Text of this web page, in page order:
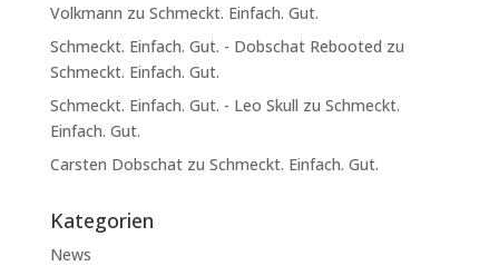
Volkmann zu Schmeckt. Einfach. Gut.
Schmeckt. Einfach. Gut. - Dobschat Rebooted zu
Schmeckt. Einfach. Gut.
Schmeckt. Einfach. Gut. - Leo Skull zu Schmeckt.
Einfach. Gut.
Carsten Dobschatzu Schmeckt. Einfach. Gut.
Kategorien
News